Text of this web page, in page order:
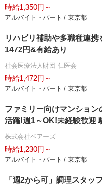
時給1,350円～
アルバイト・パート / 東京都
リハビリ補助や多職種連
1472円&有給あり
社会医療法人財団 仁医会
時給1,472円～
アルバイト・パート / 東京都
ファミリー向けマンショ
活躍!週1～OK!未経験歓迎
株式会社ベアーズ
時給1,230円～
アルバイト・パート / 東京都
「週2から可」調理スタッ